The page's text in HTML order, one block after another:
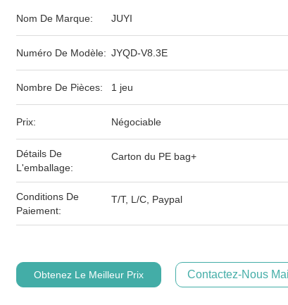
Nom De Marque: JUYI
Numéro De Modèle: JYQD-V8.3E
Nombre De Pièces: 1 jeu
Prix: Négociable
Détails De
L'emballage:
Carton du PE bag+
Conditions De
Paiement:
T/T, L/C, Paypal
Obtenez Le Meilleur Prix Contactez-Nous